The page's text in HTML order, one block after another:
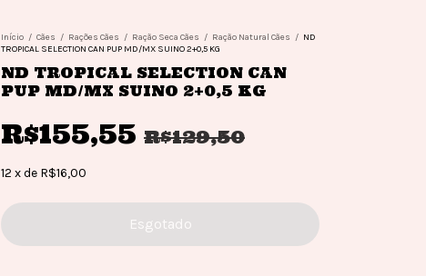
Início / Cães / Rações Cães / Ração Seca Cães / Ração Natural Cães / ND
TROPICAL SELECTION CAN PUP MD/MX SUINO 2+0,5 KG
ND TROPICAL SELECTION CAN
PUP MD/MX SUINO 2+0,5 KG
R$155,55 R$129,50
12 xde R$16,00